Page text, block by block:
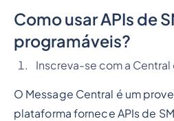
Como usar APIs de
programáveis?
Inscreva-se com a
O Message Central é um
plataforma fornece APIs de